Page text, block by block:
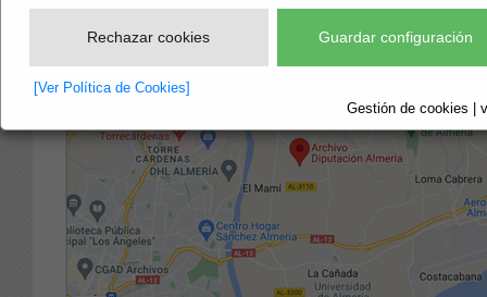
Rechazar cookies Guardar configuración
[Ver Política de Cookies]
Gestión de cookies |